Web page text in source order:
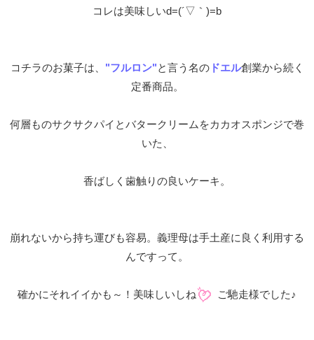
コレは美味しいd=(´▽｀)=b
コチラのお菓子は、 "フルロン"と言う名のドエル創業から続く
定番商品。
何層ものサクサクパイとバタークリームをカカオスポンジで巻
いた、
香ばしく歯触りの良いケーキ。
崩れないから持ち運びも容易。義理母は手土産に良く利用する
んですって。
確かにそれイイかも～！美味しいしね ご馳走様でした♪